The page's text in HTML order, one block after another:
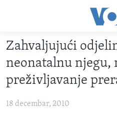
glavni
sadržaj
na
glavnu
TV PROGRAM
VIDEO
FOTOGRAFIJE DANA
VIJESTI
Zahvaljujući
neonatalnu njegu,
preživljavanje
18 decembar, 2010